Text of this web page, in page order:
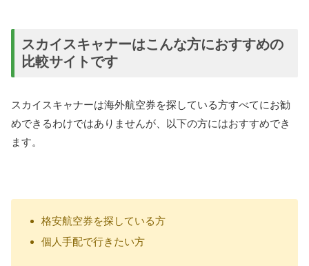
スカイスキャナーはこんな方におすすめの
比較サイトです
スカイスキャナーは海外航空券を探している方すべてにお勧
めできるわけではありませんが、以下の方にはおすすめでき
ます。
格安航空券を探している方
個人手配で行きたい方